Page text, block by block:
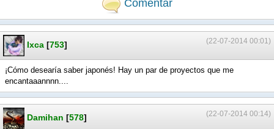
Comentar
(22-07-2014 00:01)
Ixca [753]
¡Cómo desearía saber japonés! Hay un par de proyectos que me
encantaaannnn....
(22-07-2014 00:14)
Damihan [578]